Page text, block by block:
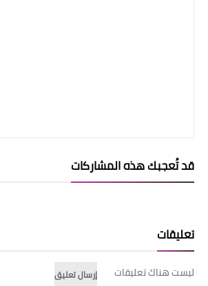
قد تُعجبك هذه المشاركات
تعليقات
ليست هناك تعليقات إرسال تعليق